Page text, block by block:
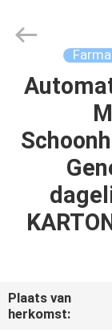
HUIS
ONS
Machinery
Co.,Ltd..
Reserved.
Plaats van
herkomst: